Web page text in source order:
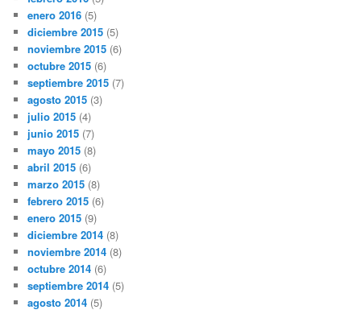
enero 2016 (5)
diciembre 2015 (5)
noviembre 2015 (6)
octubre 2015 (6)
septiembre 2015 (7)
agosto 2015 (3)
julio 2015 (4)
junio 2015 (7)
mayo 2015 (8)
abril 2015 (6)
marzo 2015 (8)
febrero 2015 (6)
enero 2015 (9)
diciembre 2014 (8)
noviembre 2014 (8)
octubre 2014 (6)
septiembre 2014 (5)
agosto 2014 (5)